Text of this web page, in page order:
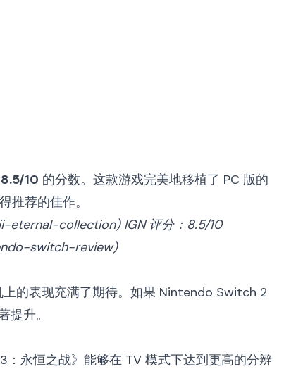
8.5/10 的分数。这款游戏完美地移植了 PC 版的
荐的佳作。
eternal-collection) IGN 评分：8.5/10
switch-review)
的表现充满了期待。如果 Nintendo Switch 2
升。
永恒之战》能够在 TV 模式下达到更高的分辨